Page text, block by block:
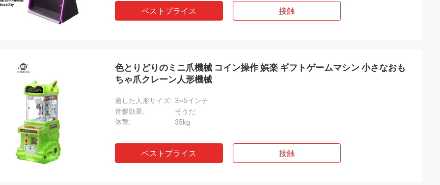
ベストプライス 接触
色とりどりのミニ爪機械 コイン操作 娯楽 ギフトゲームマシン 小さなおも
ちゃ爪クレーン人形機械
適した人形サイズ: 3~5インチ
音響効果:
そうだ
体重:
35kg
ベストプライス 接触